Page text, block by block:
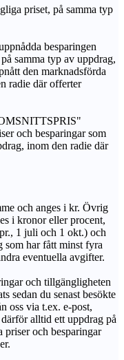
priset, på samma typ
besparingen
samma typ av uppdrag,
den marknadsförda
radie där offerter
och besparingar som
inom den radie där
och anges i kr. Övrig
i kronor eller procent,
1 juli och 1 okt.) och
som har fått minst fyra
eventuella avgifter.
och tillgängligheten
sedan du senast besökte
oss via t.ex. e-post,
alltid ett uppdrag på
priser och besparingar